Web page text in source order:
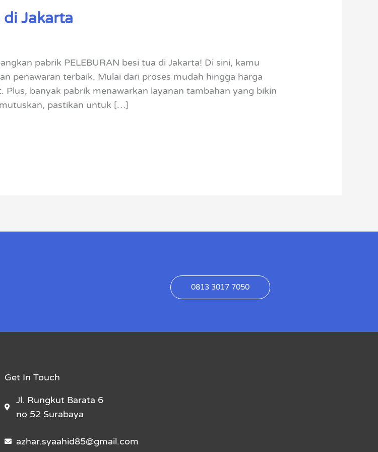
di Jakarta
pabrik PELEBURAN besi tua di Jakarta! Di sini, kamu
penawaran terbaik. Mulai dari proses mudah hingga harga
banyak pabrik menawarkan layanan tambahan yang bikin
pastikan untuk […]
0813 3017 7050
Get In Touch
Jl. Rungkut Barata 6
no 52 Surabaya
azhar.syaahid85@gmail.com